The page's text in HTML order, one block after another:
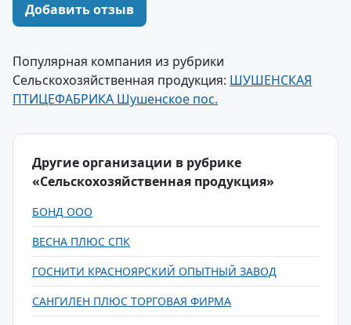
Добавить отзыв
Популярная компания из рубрики
Сельскохозяйственная продукция: ШУШЕНСКАЯ
ПТИЦЕФАБРИКА Шушенское пос.
Другие организации в рубрике
«Сельскохозяйственная продукция»
БОНД ООО
ВЕСНА ПЛЮС СПК
ГОСНИТИ КРАСНОЯРСКИЙ ОПЫТНЫЙ ЗАВОД
САНГИЛЕН ПЛЮС ТОРГОВАЯ ФИРМА